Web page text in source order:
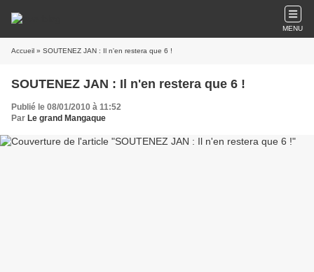
MENU
Accueil » SOUTENEZ JAN : Il n'en restera que 6 !
SOUTENEZ JAN : Il n'en restera que 6 !
Publié le 08/01/2010 à 11:52
Par Le grand Mangaque